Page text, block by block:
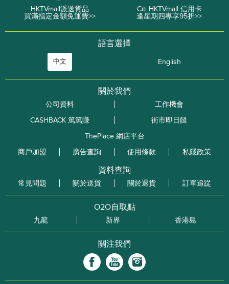
HKTVmall派送貨品
買滿指定金額免運費>>
Citi HKTVmall 信用卡
逢星期四專享95折>>
語言選擇
中文 English
關於我們
公司資料
工作機會
CASHBACK 篤篤賺
街市即日餸
ThePlace 網店平台
商戶加盟
廣告查詢 使用條款 私隱政策
資料查詢
常見問題 關於送貨 關於退貨 訂單追踨
O2O自取點
九龍 新界 香港島
關注我們